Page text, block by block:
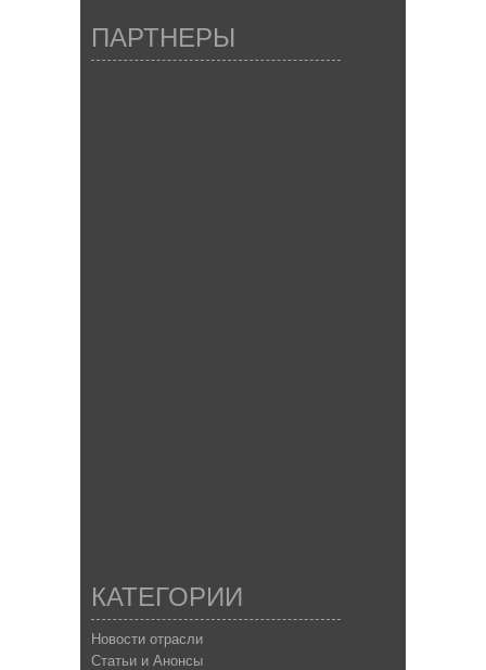
ПАРТНЕРЫ
КАТЕГОРИИ
Новости отрасли
Статьи и Анонсы